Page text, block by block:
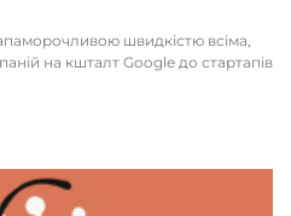
швидкістю всіма,
на кшталт Google до стартапів